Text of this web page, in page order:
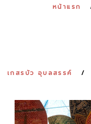
หน้าแรก
เกสรบัว อุบลสรรค์